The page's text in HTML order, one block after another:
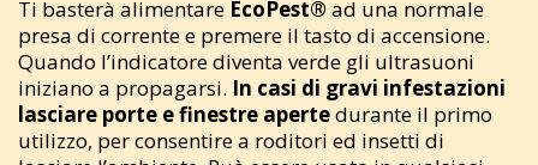
Ti basterà alimentare EcoPest® ad una normale
presa di corrente e premere il tasto di accensione.
Quando l’indicatore diventa verde gli ultrasuoni
iniziano a propagarsi. In casi di gravi infestazioni
lasciare porte e finestre apertedurante il primo
utilizzo, per consentire a roditori ed insetti di